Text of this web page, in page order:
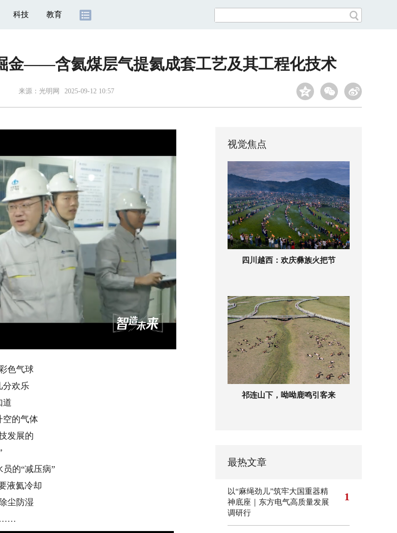
科技 教育
金——含氦煤层气提氦成套工艺及其工程化技术
来源： 光明网 2025-09-12 10:57
Rate
色气球
分欢乐
道
空的气体
发展的
的“减压病”
液氦冷却
尘防湿
……
视觉焦点
四川越西：欢庆彝族火把节
祁连山下，呦呦鹿鸣引客来
最热文章
以“麻绳劲儿”筑牢大国重器精
神底座｜东方电气高质量发展
调研行
1